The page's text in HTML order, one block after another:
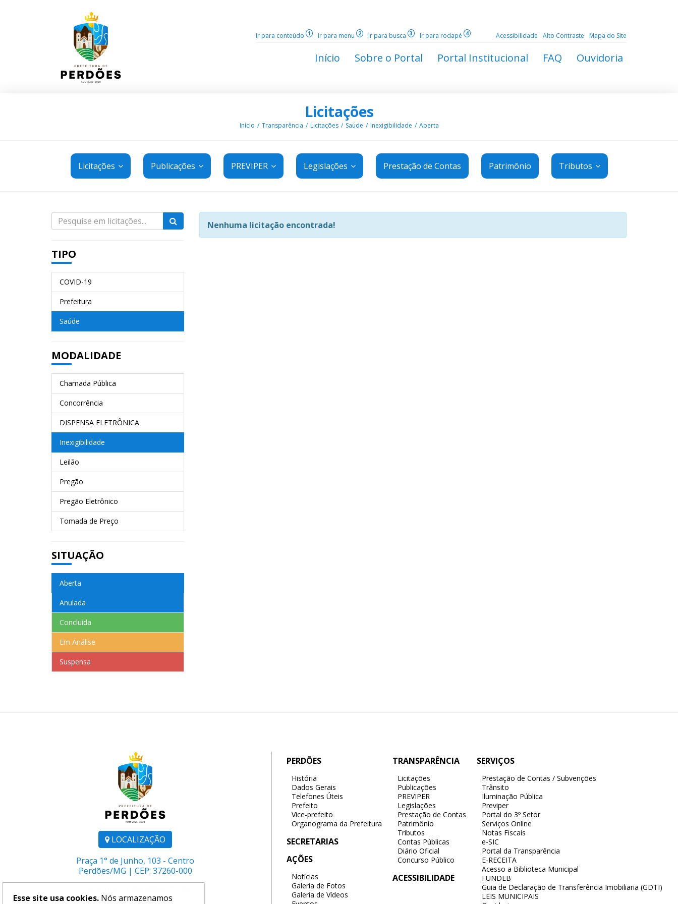
Ir para conteúdo 1 Ir para menu 2 Ir para busca 3 Ir para rodapé 4 Acessibilidade Alto Contraste Mapa do Site
Início Sobre o Portal Portal Institucional FAQ Ouvidoria
Licitações
Início Transparência Licitações Saúde Inexigibilidade Aberta
Licitações Publicações PREVIPER Legislações Prestação de Contas Patrimônio Tributos
TIPO
COVID-19
Prefeitura
Saúde
MODALIDADE
Chamada Pública
Concorrência
DISPENSA ELETRÔNICA
Inexigibilidade
Leilão
Pregão
Pregão Eletrônico
Tomada de Preço
SITUAÇÃO
Aberta
Anulada
Concluída
Em Análise
Suspensa
Nenhuma licitação encontrada!
LOCALIZAÇÃO
Praça 1° de Junho, 103 - Centro
Perdões/MG | CEP: 37260-000
PERDÕES
História
Dados Gerais
Telefones Úteis
Prefeito
Vice-prefeito
Organograma da Prefeitura
SECRETARIAS
AÇÕES
Notícias
Galeria de Fotos
Galeria de Vídeos
TRANSPARÊNCIA
Licitações
Publicações
PREVIPER
Legislações
Prestação de Contas
Patrimônio
Tributos
Contas Públicas
Diário Oficial
Concurso Público
ACESSIBILIDADE
SERVIÇOS
Prestação de Contas / Subvenções
Trânsito
Iluminação Pública
Previper
Portal do 3º Setor
Serviços Online
Notas Fiscais
e-SIC
Portal da Transparência
E-RECEITA
Acesso a Biblioteca Municipal
FUNDEB
Guia de Declaração de Transferência Imobiliaria (GDTI)
LEIS MUNICIPAIS
Esse site usa cookies. Nós armazenamos